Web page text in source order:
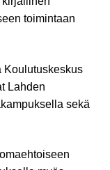
toimintaan
Koulutuskeskus
Lahden
sekä